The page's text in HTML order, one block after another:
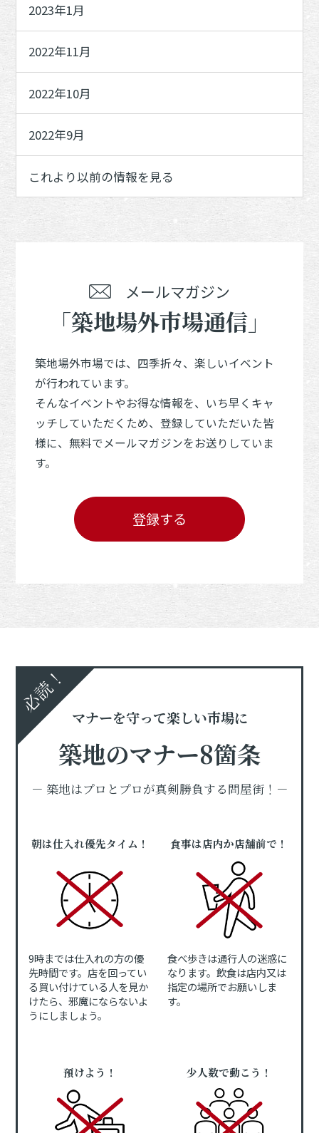
2023年1月
2022年11月
2022年10月
2022年9月
これより以前の情報を見る
メールマガジン
「築地場外市場通信」
築地場外市場では、四季折々、楽しいイベント
が行われています。
そんなイベントやお得な情報を、いち早くキャ
ッチしていただくため、登録していただいた皆
様に、無料でメールマガジンをお送りしていま
す。
登録する
必読！
マナーを守って楽しい市場に
築地のマナー8箇条
－ 築地はプロとプロが真剣勝負する問屋街！－
朝は仕入れ優先タイム！
9時までは仕入れの方の優
先時間です。店を回ってい
る買い付けている人を見か
けたら、邪魔にならないよ
うにしましょう。
食事は店内か店舗前で！
食べ歩きは通行人の迷惑に
なります。飲食は店内又は
指定の場所でお願いしま
す。
預けよう！ 少人数で動こう！